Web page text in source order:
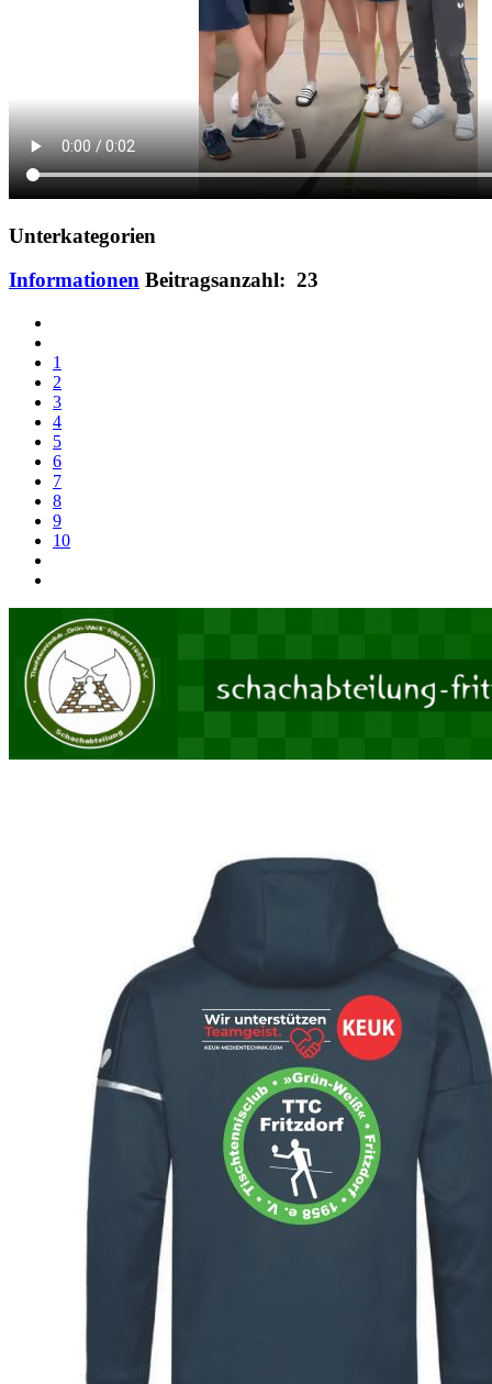
Unterkategorien
Informationen Beitragsanzahl: 23
1
2
3
4
5
6
7
8
9
10